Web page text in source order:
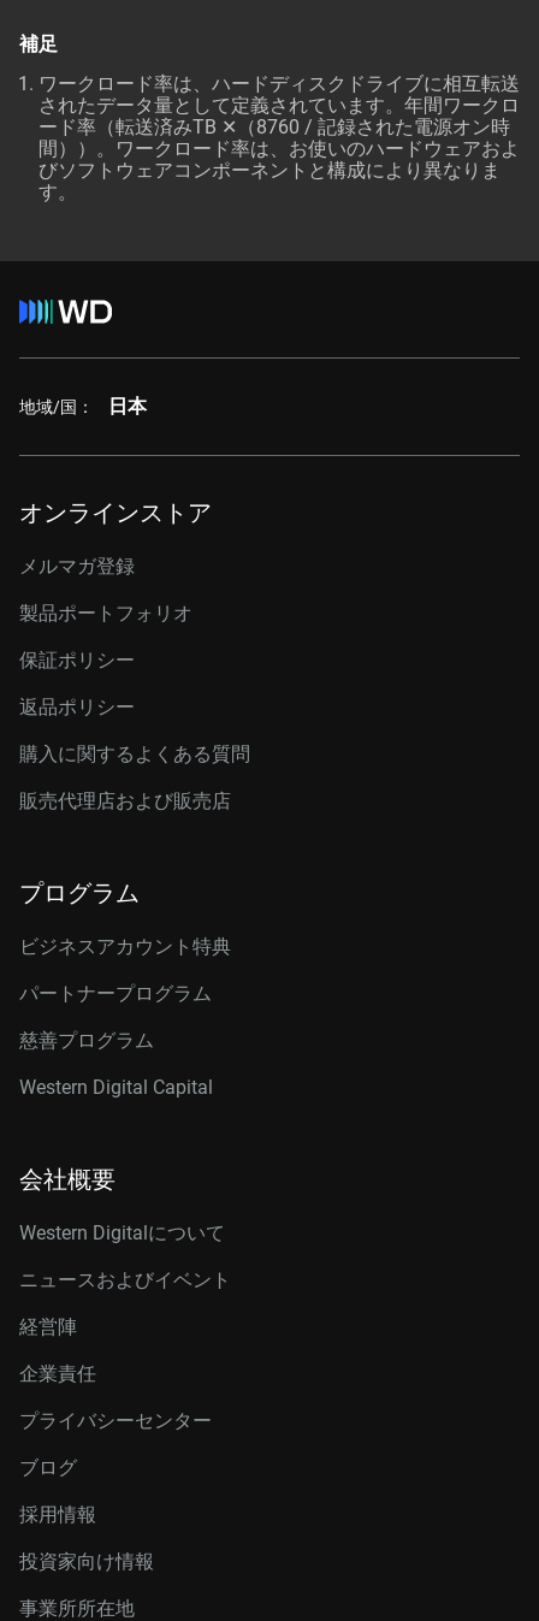
補足
ワークロード率は、ハードディスクドライブに相互転送
されたデータ量として定義されています。年間ワークロ
ード率（転送済みTB ✕（8760 / 記録された電源オン時
間））。ワークロード率は、お使いのハードウェアおよ
びソフトウェアコンポーネントと構成により異なりま
す。
地域/国： 日本
オンラインストア
メルマガ登録
製品ポートフォリオ
保証ポリシー
返品ポリシー
購入に関するよくある質問
販売代理店および販売店
プログラム
ビジネスアカウント特典
パートナープログラム
慈善プログラム
Western Digital Capital
会社概要
Western Digitalについて
ニュースおよびイベント
経営陣
企業責任
プライバシーセンター
ブログ
採用情報
投資家向け情報
事業所所在地